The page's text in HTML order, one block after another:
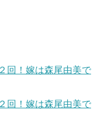
回！嫁は森尾由美で
回！嫁は森尾由美で